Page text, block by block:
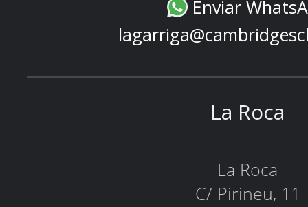
Enviar
La Roca
La Roca
C/ Pirineu, 11